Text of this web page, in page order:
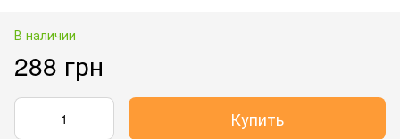
В наличии
288 грн
Купить